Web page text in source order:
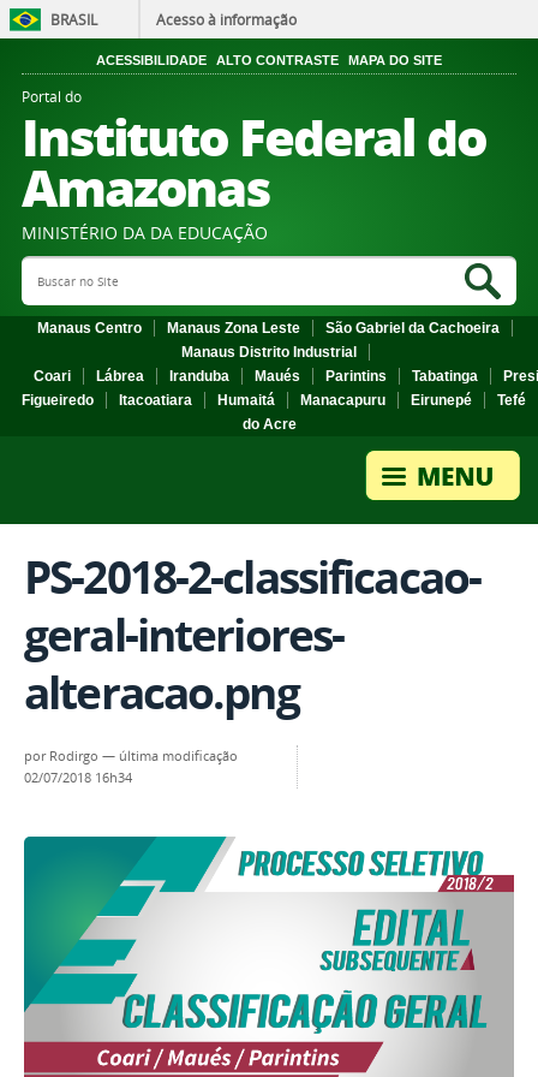
BRASIL Acesso à informação
ACESSIBILIDADE ALTO CONTRASTE MAPA DO SITE
Portal do
Instituto Federal do
Amazonas
MINISTÉRIO DA DA EDUCAÇÃO
Search Site
Manaus Centro Manaus Zona Leste
São Gabriel da Cachoeira
Manaus Distrito Industrial
Coari
Lábrea Iranduba Maués Parintins Tabatinga
Figueiredo
Itacoatiara Humaitá Manacapuru Eirunepé
Tefé
do Acre
PS-2018-2-classificacao-
geral-interiores-
alteracao.png
por Rodirgo — última modificação
02/07/2018 16h34